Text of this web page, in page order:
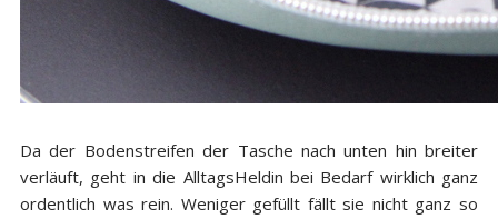
Da der Bodenstreifen der Tasche nach unten hin breiter
verläuft, geht in die AlltagsHeldin bei Bedarf wirklich ganz
ordentlich was rein. Weniger gefüllt fällt sie nicht ganz so